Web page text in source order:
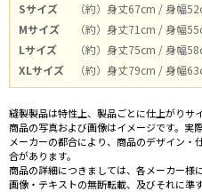
Sサイズ
（約）身丈67cm / 身幅
Mサイズ
（約）身丈71cm / 身幅
Lサイズ
（約）身丈75cm / 身幅
XLサイズ
（約）身丈79cm / 身幅
縫製製品は特性上、製品ごとに仕上がりサ
商品の写真および画像はイメージです。実
メーカーの都合により、商品のデザイン
合があります。
商品の詳細につきましては、各メーカー様
画像・テキストの無断転載、及びそれに準